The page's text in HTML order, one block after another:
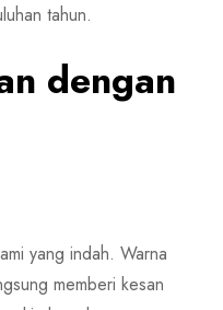
tahun.
dengan
yang indah. Warna
memberi kesan